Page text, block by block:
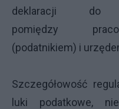
deklaracji do
pomiędzy
(podatnikiem) i
Szczegółowość
luki podatkowe,